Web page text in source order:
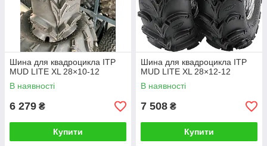
Шина для квадроцикла ITP
MUD LITE XL 28×10-12
В наявності
6 279 ₴
Купити
Шина для квадроцикла ITP
MUD LITE XL 28×12-12
В наявності
7 508 ₴
Купити